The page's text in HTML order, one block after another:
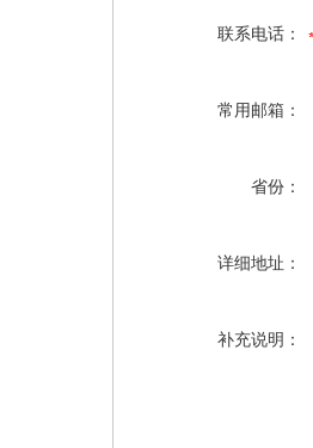
联系电话：
常用邮箱：
省份：
详细地址：
补充说明：